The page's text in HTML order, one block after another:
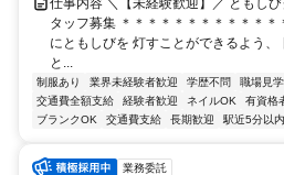
仕事内容 ＼【未経験歓迎】／ ともし
タッフ募集 ＊＊＊＊＊＊＊＊＊＊＊
にともしびを 灯すことができるよう
と...
制服あり 業界未経験者歓迎 学歴不問 職場見
交通費全額支給
経験者歓迎 ネイルOK 有資格
ブランクOK
交通費支給 長期歓迎 駅近5分以内
業務委託